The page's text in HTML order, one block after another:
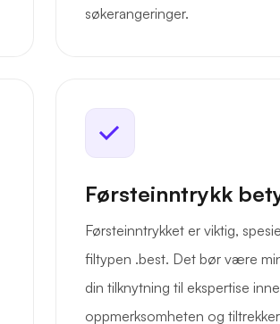
søkerangeringer.
Førsteinntrykk
Førsteinntrykket er viktig,
filtypen .best. Det bør være
din tilknytning til ekspertise
oppmerksomheten og